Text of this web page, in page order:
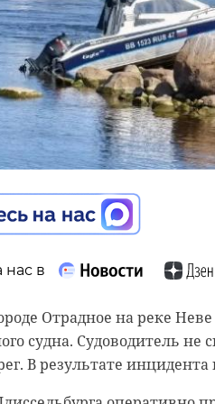
нас в
Отрадное на реке
судна. Судоводитель не
В результате
нас в
суд вынес приговор
признанному виновным в
2022 года он
в Сети